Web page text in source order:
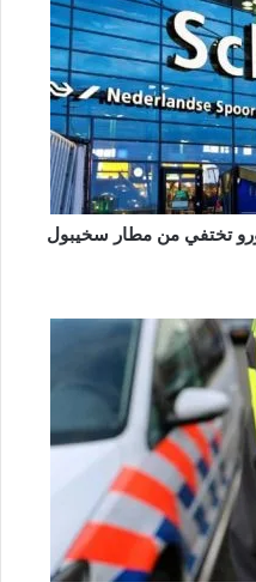
بقيمة 5 ملايين يورو تختفي من مطار سخيبول